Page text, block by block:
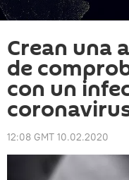
Crean una
de
con un
12:08 GMT 10.02.2020